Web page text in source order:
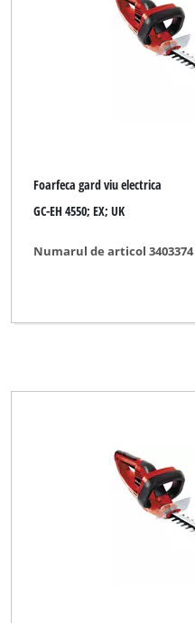
Foarfeca gard viu electrica
GC-EH 4550; EX; UK
Numarul de articol 3403374